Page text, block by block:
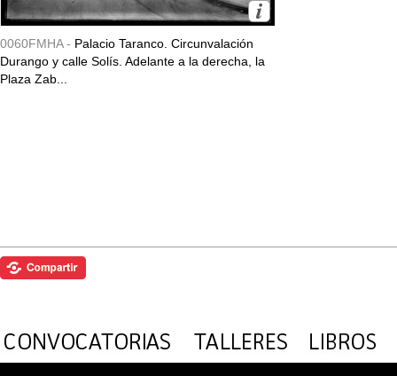
0060FMHA - Palacio Taranco. Circunvalación
Durango y calle Solís. Adelante a la derecha, la
Plaza Zab...